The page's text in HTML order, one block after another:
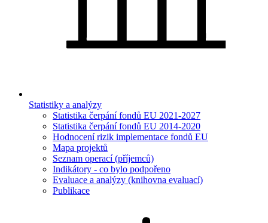
Statistiky a analýzy
Statistika čerpání fondů EU 2021-2027
Statistika čerpání fondů EU 2014-2020
Hodnocení rizik implementace fondů EU
Mapa projektů
Seznam operací (příjemců)
Indikátory - co bylo podpořeno
Evaluace a analýzy (knihovna evaluací)
Publikace